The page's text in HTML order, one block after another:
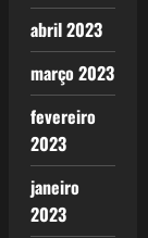
abril 2023
março 2023
fevereiro
2023
janeiro
2023